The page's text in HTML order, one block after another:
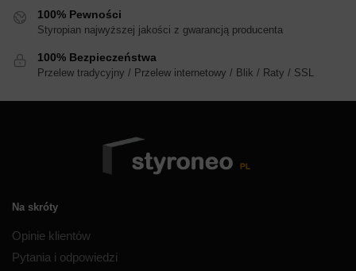
100% Pewności
Styropian najwyższej jakości z gwarancją producenta
100% Bezpieczeństwa
Przelew tradycyjny / Przelew internetowy / Blik / Raty / SSL
Na skróty
Opinie klientów
Pytania i odpowiedzi